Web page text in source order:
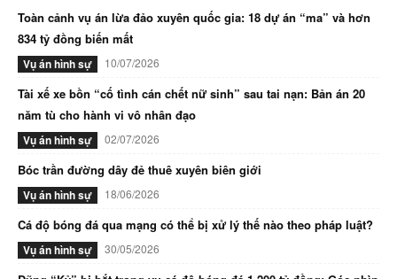
Toàn cảnh vụ án lừa đảo xuyên quốc gia: 18 dự án “ma” và hơn
834 tỷ đồng biến mất
Vụ án hình sự 10/07/2026
Tài xế xe bồn “cố tình cán chết nữ sinh” sau tai nạn: Bản án 20
năm tù cho hành vi vô nhân đạo
Vụ án hình sự 02/07/2026
Bóc trần đường dây đẻ thuê xuyên biên giới
Vụ án hình sự 18/06/2026
Cá độ bóng đá qua mạng có thể bị xử lý thế nào theo pháp luật?
Vụ án hình sự 30/05/2026